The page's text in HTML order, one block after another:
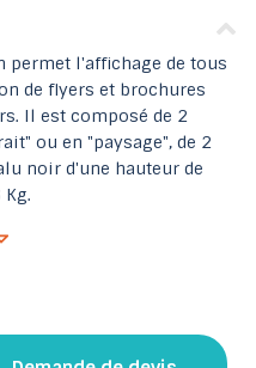
l'affichage de tous
de flyers et brochures
Il est composé de 2
ou en "paysage", de 2
noir d'une hauteur de